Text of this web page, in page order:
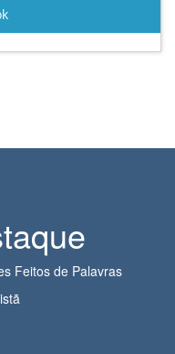
Feitos de Palavras